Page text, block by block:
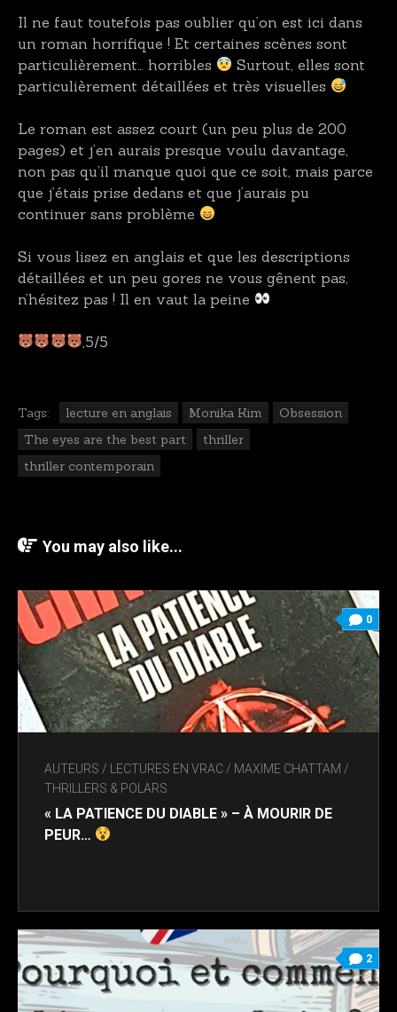
Il ne faut toutefois pas oublier qu’on est ici dans
un roman horrifique ! Et certaines scènes sont
particulièrement… horribles
Surtout, elles sont
particulièrement détaillées et très visuelles
Le roman est assez court (un peu plus de 200
pages) et j’en aurais presque voulu davantage,
non pas qu’il manque quoi que ce soit, mais parce
que j’étais prise dedans et que j’aurais pu
continuer sans problème
Si vous lisez en anglais et que les descriptions
détaillées et un peu gores ne vous gênent pas,
n’hésitez pas ! Il en vaut la peine
,5/5
Tags: lecture en anglais Monika Kim
Obsession
The eyes are the best part
thriller
thriller contemporain
You may also like...
0
AUTEURS / LECTURES EN VRAC / MAXIME CHATTAM /
THRILLERS & POLARS
« LA PATIENCE DU DIABLE » – À MOURIR DE
PEUR…
2